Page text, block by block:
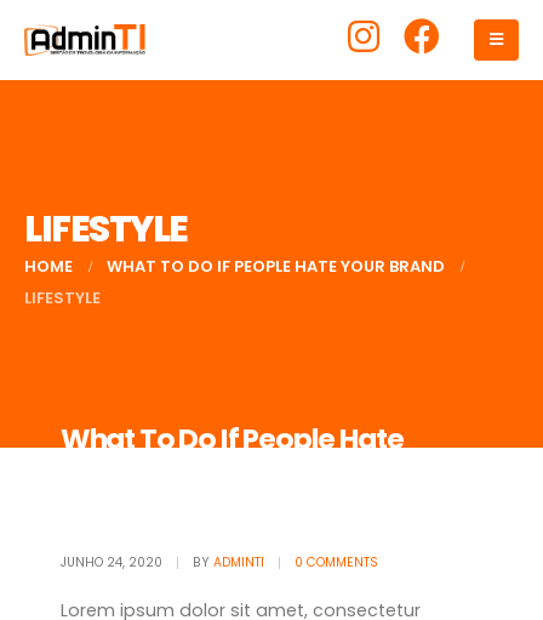
LIFESTYLE
HOME
WHAT TO DO IF PEOPLE HATE YOUR BRAND
LIFESTYLE
What To Do If People Hate
JUNHO 24, 2020 BY ADMINTI 0 COMMENTS
Lorem ipsum dolor sit amet, consectetur